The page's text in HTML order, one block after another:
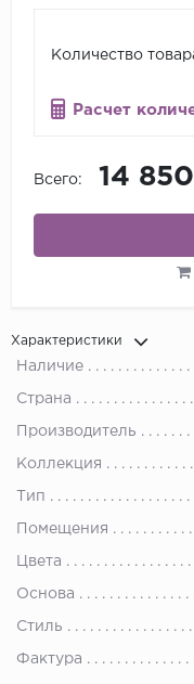
Количество
Расчет
Всего: 14
Характеристики
Наличие
Страна
Производитель
Коллекция
Тип
Помещения
Цвета
Основа
Стиль
Фактура